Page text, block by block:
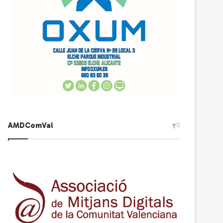
AMDComVal